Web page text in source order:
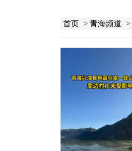
首页 >青海频道 >